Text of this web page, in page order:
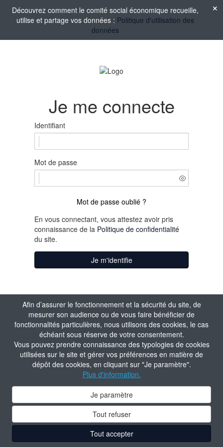
Afin d’assurer le fonctionnement et la sécurité du site, de
mesurer son audience ou de vous faire bénéficier de
fonctionnalités particulières, nous utilisons des cookies, le cas
échéant sous réserve de votre consentement.
Vous pouvez prendre connaissance des typologies de cookies
utilisées sur le site et gérer vos préférences en matière de
dépôt des cookies, en cliquant sur "Je paramètre".
Plus d'information.
Je paramètre
Tout refuser
Tout accepter
Découvrez comment le comité social économique recueille,
utilise et partage vos données : Politique d'utilisation des
données
Je me connecte
Identifiant
Mot de passe
Mot de passe oublié ?
En vous connectant, vous attestez avoir pris
connaissance de la Politique de confidentialité
du site.
Je m'identifie